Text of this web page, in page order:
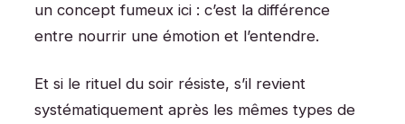
un concept fumeux ici : c’est la différence
entre nourrir une émotion et l’entendre.
Et si le rituel du soir résiste, s’il revient
systématiquement après les mêmes types de